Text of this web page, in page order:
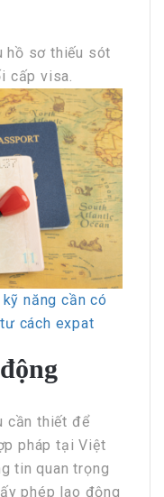
hồ sơ thiếu sót
cấp visa.
năng cần có
cách expat
cần thiết để
pháp tại Việt
tin quan trọng
phép lao động